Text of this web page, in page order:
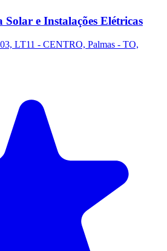
e Instalações Elétricas
LT11 - CENTRO, Palmas - TO,